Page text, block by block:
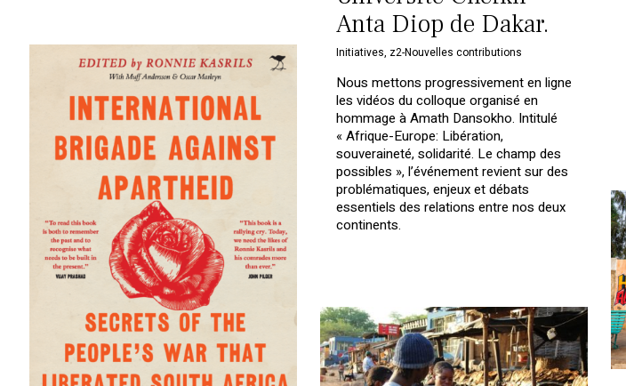
Anta Diop de Dakar.
Initiatives, z2-Nouvelles contributions
Nous mettons progressivement en ligne
les vidéos du colloque organisé en
hommage à Amath Dansokho. Intitulé
« Afrique-Europe: Libération,
souveraineté, solidarité. Le champ des
possibles », l’événement revient sur des
problématiques, enjeux et débats
essentiels des relations entre nos deux
continents.